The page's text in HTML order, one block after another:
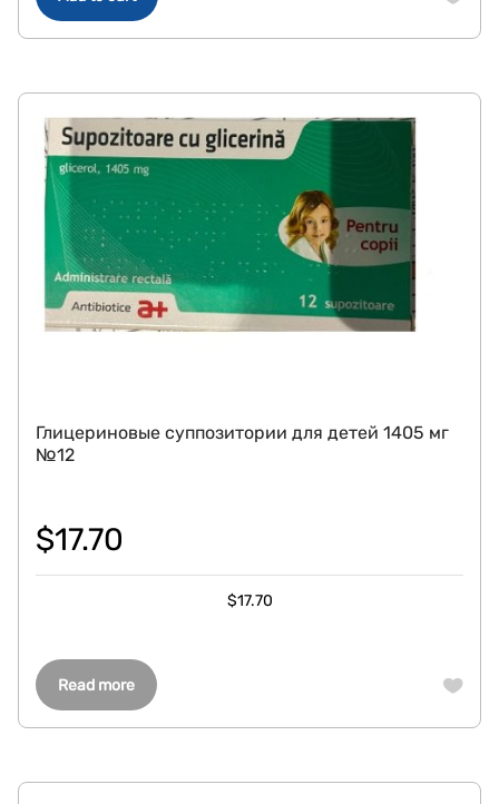
Read more
Глицериновые суппозитории для детей 1405 мг
№12
$17.70
$17.70